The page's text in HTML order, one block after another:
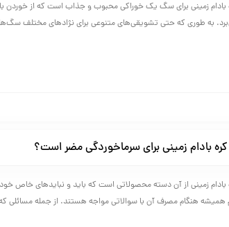
بادام زمینی برای سگ یک خوراکی محبوب و جذاب است که از
به طوری که حتی تشویقی‌های متنوعی برای نژادهای مختلف سگ‌ها
بادام زمینی برای سرماخوردگی مضر است؟
بادام زمینی از آن دسته محصولاتی است که باید و نبایدهای خاص
همیشه هنگام مصرف آن با سوالاتی مواجه هستند. از جمله